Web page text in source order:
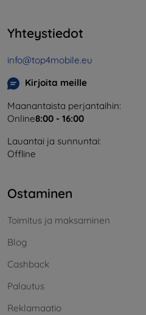
Yhteystiedot
info@top4mobile.eu
Kirjoita meille
Maanantaista perjantaihin:
Online8:00 - 16:00
Lauantai ja sunnuntai:
Offline
Ostaminen
Toimitus ja maksaminen
Blog
Cashback
Palautus
Reklamaatio